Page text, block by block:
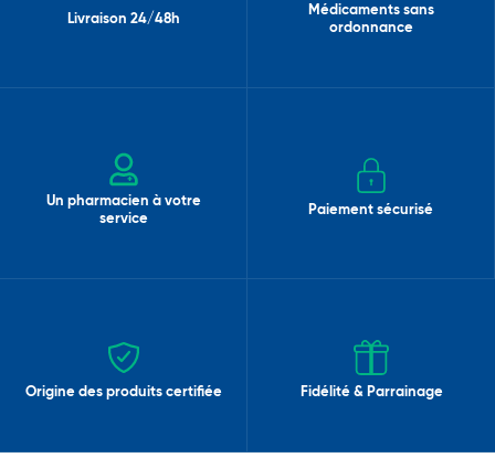
Livraison 24/48h
Médicaments sans
ordonnance
Un pharmacien à votre
service
Paiement sécurisé
Origine des produits certifiée Fidélité & Parrainage